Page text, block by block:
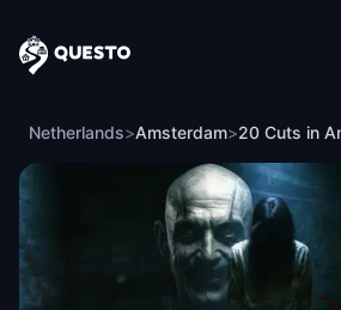
Questo
Netherlands>Amsterdam>20 Cuts in